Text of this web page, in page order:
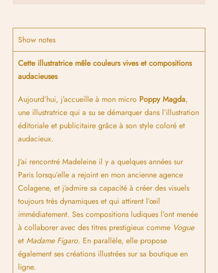
Show notes
Cette illustratrice mêle couleurs vives et compositions
audacieuses
Aujourd’hui, j’accueille à mon micro Poppy Magda,
une illustratrice qui a su se démarquer dans l’illustration
éditoriale et publicitaire grâce à son style coloré et
audacieux.
J’ai rencontré Madeleine il y a quelques années sur
Paris lorsqu’elle a rejoint en mon ancienne agence
Colagene, et j’admire sa capacité à créer des visuels
toujours très dynamiques et qui attirent l’œil
immédiatement. Ses compositions ludiques l’ont menée
à collaborer avec des titres prestigieux comme Vogue
et Madame Figaro. En parallèle, elle propose
également ses créations illustrées sur sa boutique en
ligne.